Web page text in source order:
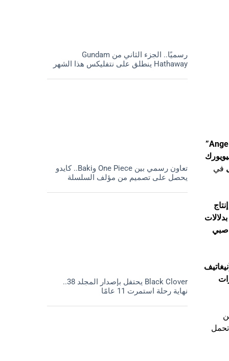
في
إنتاج
صبي
رسميًا.. الجزء الثاني من Gundam
Hathaway ينطلق على نتفليكس هذا الشهر
تعاون رسمي بين One Piece وBaki.. كايدو
يحصل على تصميم من مؤلف السلسلة
Black Clover يحتفل بإصدار المجلد 38..
نهاية رحلة استمرت 11 عامًا